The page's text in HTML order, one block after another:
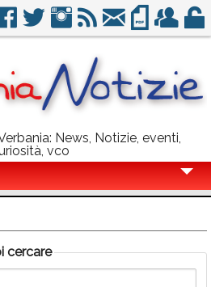
News, Notizie, eventi,
vco
cercare